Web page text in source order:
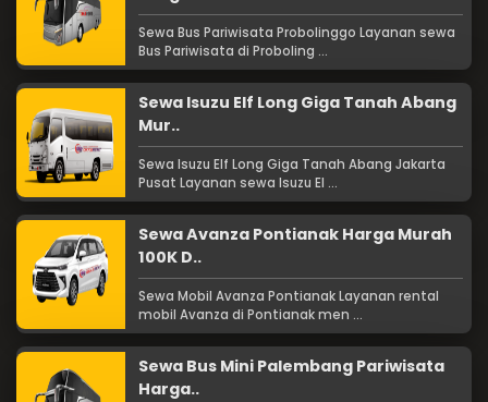
Sewa Bus Pariwisata Probolinggo Layanan sewa
Bus Pariwisata di Proboling ...
Sewa Isuzu Elf Long Giga Tanah Abang
Mur..
Sewa Isuzu Elf Long Giga Tanah Abang Jakarta
Pusat Layanan sewa Isuzu El ...
Sewa Avanza Pontianak Harga Murah
100K D..
Sewa Mobil Avanza Pontianak Layanan rental
mobil Avanza di Pontianak men ...
Sewa Bus Mini Palembang Pariwisata
Harga..